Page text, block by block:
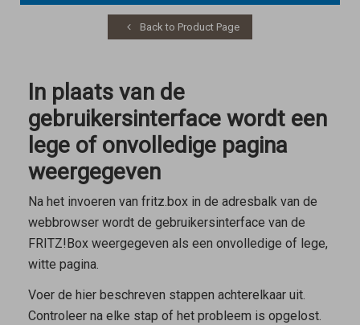
Back to Product Page
In plaats van de
gebruikersinterface wordt een
lege of onvolledige pagina
weergegeven
Na het invoeren van fritz.boxin de adresbalk van de
webbrowser wordt de gebruikersinterface van de
FRITZ!Box weergegeven als een onvolledige of lege,
witte pagina.
Voer de hier beschreven stappen achterelkaar uit.
Controleer na elke stap of het probleem is opgelost.